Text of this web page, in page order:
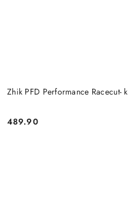
Zhik PFD Performance Racecut-
Cena:
489.90